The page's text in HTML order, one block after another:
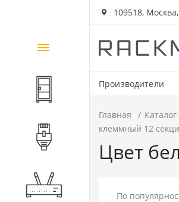
109518,
Производители
Каталог
товаров
Шкафы и стойки
Главная
клеммный 12
Цвет
По